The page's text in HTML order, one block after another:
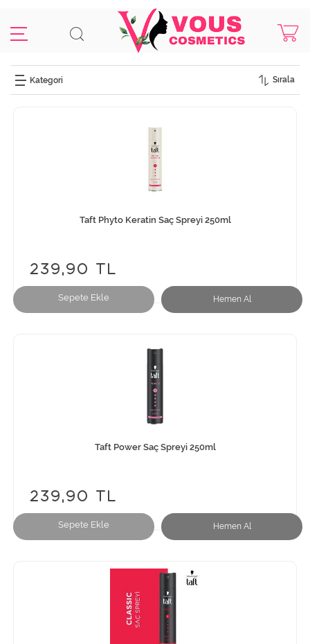
Sırala
Sepete Ekle Hemen Al
Taft Phyto Keratin Saç Spreyi 250ml
239,90 TL
Sepete Ekle Hemen Al
Taft Power Saç Spreyi 250ml
239,90 TL